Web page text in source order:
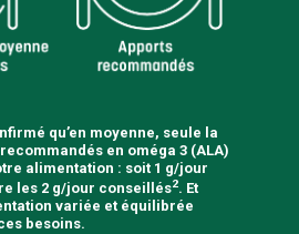
qu’en moyenne, seule la
en oméga 3 (ALA)
alimentation : soit 1 g/jour
les 2 g/jour conseillés2. Et
variée et équilibrée
besoins.